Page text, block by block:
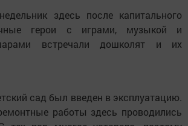
здесь после капитального
герои с играми, музыкой и
встречали дошколят и их
сад был введен в эксплуатацию.
работы здесь проводились